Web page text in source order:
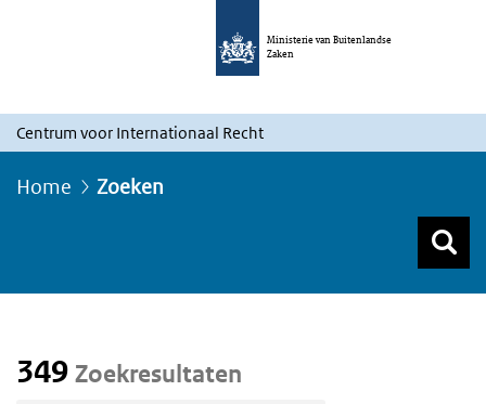
Ministerie van Buitenlandse
Zaken
Centrum voor Internationaal Recht
Home Zoeken
349 Zoekresultaten